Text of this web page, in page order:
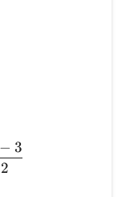
2
− 3